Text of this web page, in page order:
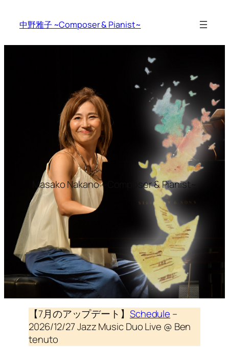
中野雅子 ~Composer & Pianist~
Masako Nakano ~Composer & Pianist~
【7月のアップデート】 Schedule –
2026/12/27 Jazz Music Duo Live @ Ben
tenuto